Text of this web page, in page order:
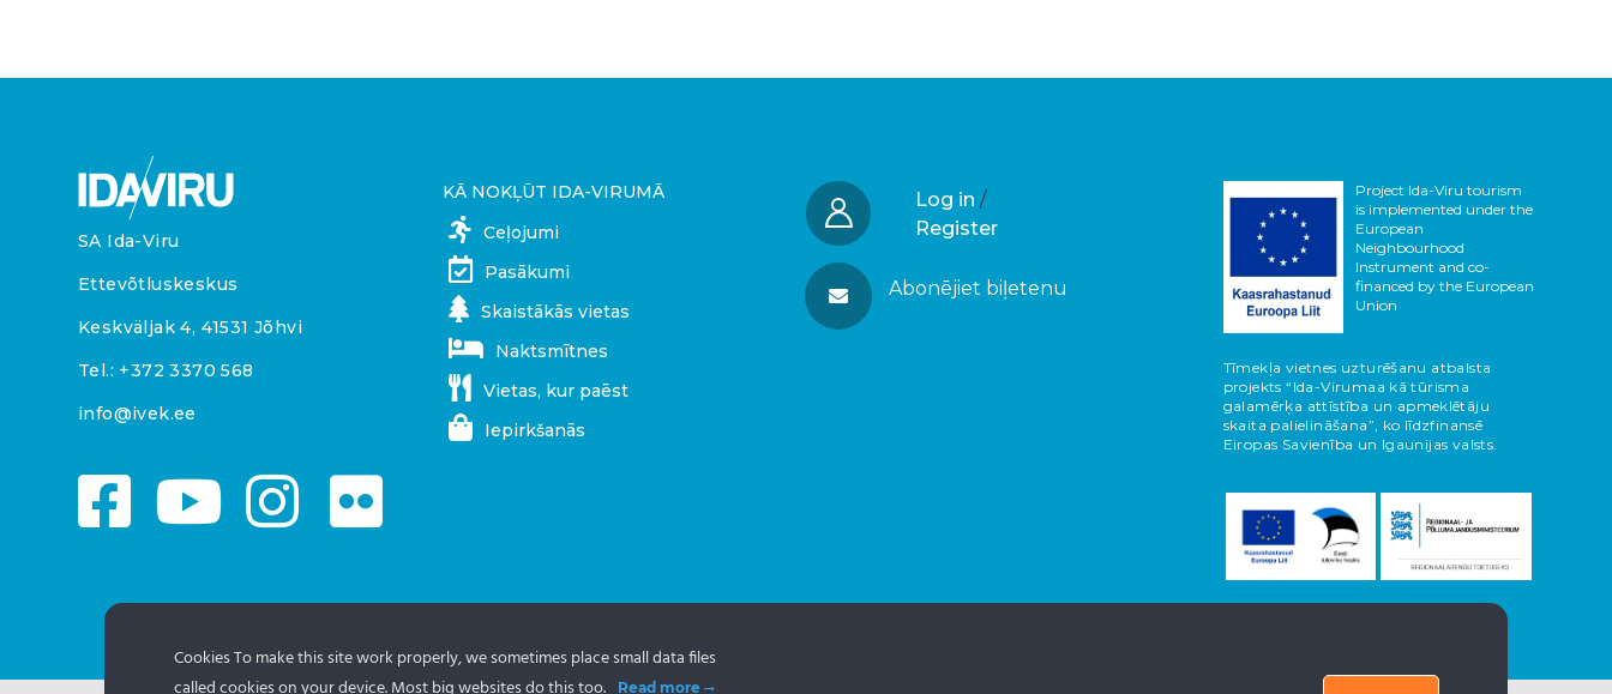
SA Ida-Viru
Ettevõtluskeskus
Keskväljak 4, 41531 Jõhvi
Tel.: +372 3370 568
info@ivek.ee
KĀ NOKĻŪT IDA-VIRUMĀ
Ceļojumi
Pasākumi
Skaistākās vietas
Naktsmītnes
Vietas, kur paēst
Iepirkšanās
Log in /
Register
Abonējiet biļetenu
Project Ida-Viru tourism
is implemented under the
European
Neighbourhood
Instrument and co-
financed by the European
Union
Tīmekļa vietnes uzturēšanu atbalsta
projekts “Ida-Virumaa kā tūrisma
galamērķa attīstība un apmeklētāju
skaita palielināšana”, ko līdzfinansē
Eiropas Savienība un Igaunijas valsts.
Cookies To make this site work properly, we sometimes place small data files
Read more